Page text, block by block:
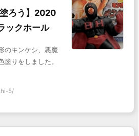
ろう】2020
ックホール
のキンケシ、悪魔
りをしました。
5/